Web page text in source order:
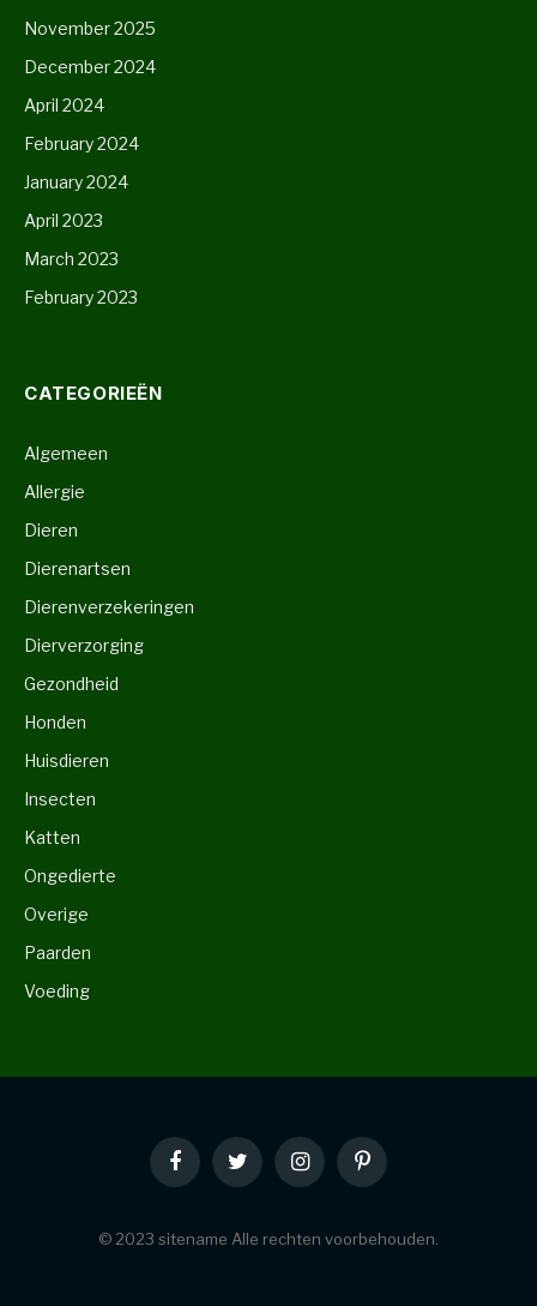
November 2025
December 2024
April 2024
February 2024
January 2024
April 2023
March 2023
February 2023
CATEGORIEËN
Algemeen
Allergie
Dieren
Dierenartsen
Dierenverzekeringen
Dierverzorging
Gezondheid
Honden
Huisdieren
Insecten
Katten
Ongedierte
Overige
Paarden
Voeding
FacebookTwitter InstagramPinterest
© 2023 sitename Alle rechten voorbehouden.